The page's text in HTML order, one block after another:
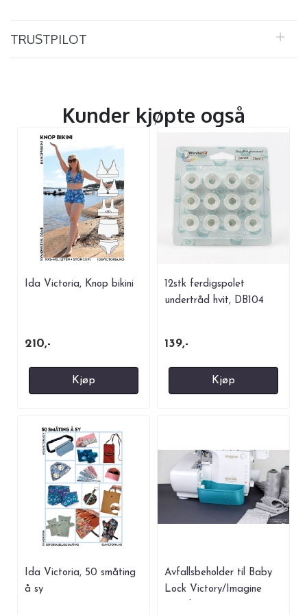
TRUSTPILOT
Kunder kjøpte også
Ida Victoria, Knop bikini
210,-
Kjøp
12stk ferdigspolet
undertråd hvit, DB104
139,-
Kjøp
Ida Victoria, 50 småting
å sy
Avfallsbeholder til Baby
Lock Victory/Imagine